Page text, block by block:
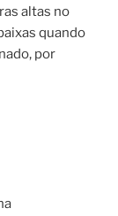
altas no
quando
por